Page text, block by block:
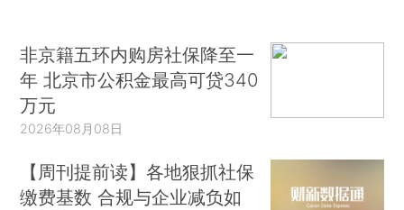
非京籍五环内购房社保降至一
年 北京市公积金最高可贷340
万元
2026年08月08日
【周刊提前读】各地狠抓社保
缴费基数 合规与企业减负如